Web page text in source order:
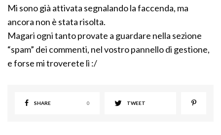
Mi sono già attivata segnalando la faccenda, ma
ancora non è stata risolta.
Magari ogni tanto provate a guardare nella sezione
“spam” dei commenti, nel vostro pannello di gestione,
e forse mi troverete lì :/
SHARE 0 TWEET